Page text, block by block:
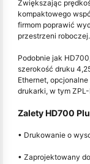
Zwiększając
kompaktowego
firmom poprawić
przestrzeni roboczej.
Podobnie jak
szerokość druku
Ethernet,
drukarki, w tym ZPL-
Zalety HD700
• Drukowanie o
• Zaprojektowany